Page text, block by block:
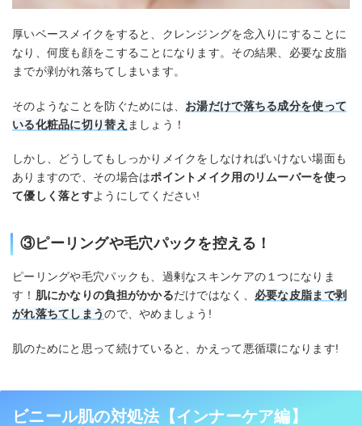
厚いベースメイクをすると、クレンジングを念入りにすることに
なり、何度も顔をこすることになります。その結果、必要な皮脂
までが剥がれ落ちてしまいます。
そのようなことを防ぐためには、 お湯だけで落ちる成分を使って
いる化粧品に切り替え ましょう！
しかし、どうしてもしっかりメイクをしなければいけない場面も
ありますので、その場合はポイントメイク用のリムーバーを使っ
て優しく落とすようにしてください!
③ピーリングや毛穴パックを控える！
ピーリングや毛穴パックも、過剰なスキンケアの１つになりま
す！ 肌にかなりの負担がかかるだけではなく、 必要な皮脂まで剥
がれ落ちてしまうので、やめましょう!
肌のためにと思って続けていると、かえって悪循環になります!
ビニール肌の対処法【インナーケア編】